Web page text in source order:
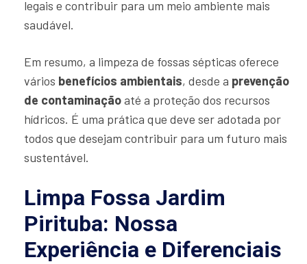
legais e contribuir para um meio ambiente mais
saudável.
Em resumo, a limpeza de fossas sépticas oferece
vários benefícios ambientais, desde a prevenção
de contaminaçãoaté a proteção dos recursos
hídricos. É uma prática que deve ser adotada por
todos que desejam contribuir para um futuro mais
sustentável.
Limpa Fossa Jardim
Pirituba: Nossa
Experiência e Diferenciais